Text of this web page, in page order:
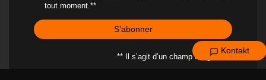
Kontakt
tout moment.**
S’abonner
** Il s’agit d’un champ obligatoire.